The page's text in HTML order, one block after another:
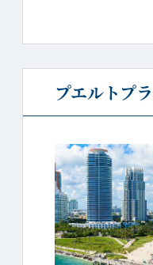
プエルトプ